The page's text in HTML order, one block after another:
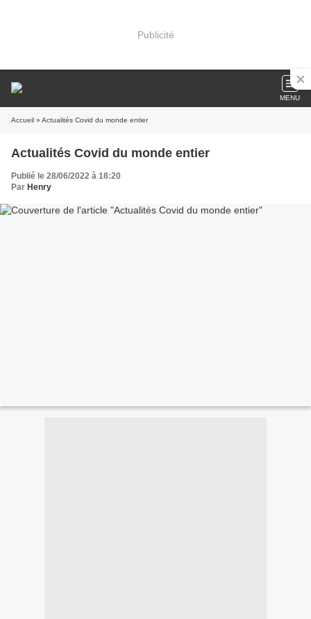
Publicité
MENU
Accueil » Actualités Covid du monde entier
Actualités Covid du monde entier
Publié le 28/06/2022 à 18:20
Par Henry